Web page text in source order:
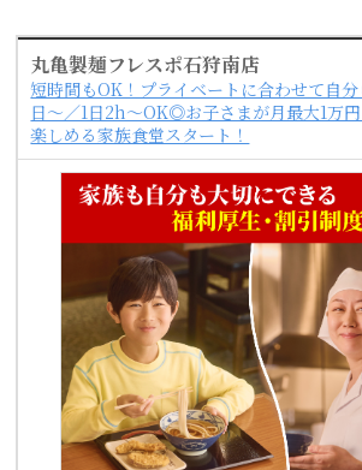
丸亀製麺フレスポ石狩南店
短時間もOK！プライベートに合わせて自
日～／1日2h～OK◎お子さまが月最大1万
楽しめる家族食堂スタート！